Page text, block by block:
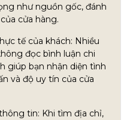
như nguồn gốc, đánh
cửa hàng.
tế của khách: Nhiều
đọc bình luận chi
giúp bạn nhận diện tình
và độ uy tín của cửa
tin: Khi tìm địa chỉ,